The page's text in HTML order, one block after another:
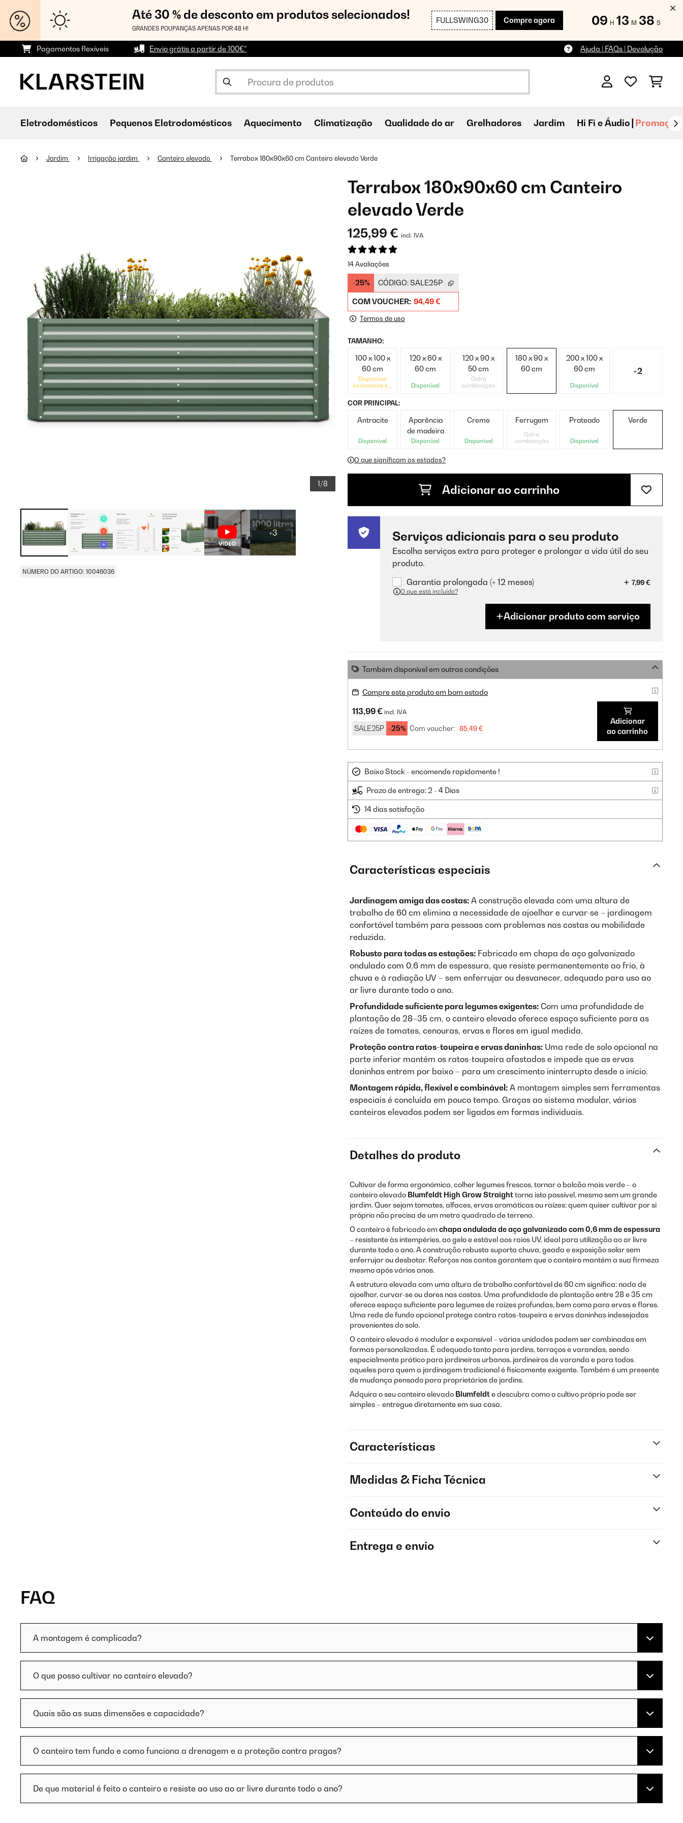
Até 30 % de desconto em produtos selecionados!
GRANDES POUPANÇAS APENAS POR 48 H!
FULLSWING30 Compre agora 09 H 13 M 36 S
Pagamentos flexíveis Envio grátis a partir de 100€* Ajuda | FAQs | Devolução
Eletrodomésticos Pequenos Eletrodomésticos Aquecimento Climatização Qualidade do ar Grelhadores Jardim Hi Fi e Áudio
Jardim Irrigação jardim Canteiro elevado Terrabox 180x90x60 cm Canteiro elevado Verde
1/8
+3
NÚMERO DO ARTIGO: 10046036
Terrabox 180x90x60 cm Canteiro
elevado Verde
125,99 € incl. IVA
14 Avaliações
-25% CÓDIGO:SALE25P
COM VOUCHER: 94,49 €
Termos de uso
TAMANHO:
100 x 100 x
60 cm
Disponível
novamente em
120 x 60 x
60 cm
Disponível
120 x 90 x
50 cm
Outra
combinação
180 x 90 x
60 cm
200 x 100 x
60 cm
Disponível
+2
COR PRINCIPAL:
Antracite
Disponível
Aparência
de madeira
Disponível
Creme
Disponível
Ferrugem
Outra
combinação
Prateado
Disponível
Verde
O que significam os estados?
Adicionar ao carrinho
Serviços adicionais para o seu produto
Escolha serviços extra para proteger e prolongar a vida útil do seu
produto.
Garantia prolongada (+ 12 meses)
7,99 €
O que está incluído?
Adicionar produto com serviço
Também disponível em outras condições
Compre este produto em bom estado
113,99 € incl. IVA
SALE25P -25% Com voucher: 85,49 €
Adicionar
ao carrinho
Baixo Stock - encomende rapidamente !
Prazo de entrega: 2 - 4 Dias
14 dias satisfação
Características especiais
Jardinagem amiga das costas: A construção elevada com uma altura de
trabalho de 60 cm elimina a necessidade de ajoelhar e curvar-se – jardinagem
confortável também para pessoas com problemas nas costas ou mobilidade
reduzida.
Robusto para todas as estações: Fabricado em chapa de aço galvanizado
ondulado com 0,6 mm de espessura, que resiste permanentemente ao frio, à
chuva e à radiação UV – sem enferrujar ou desvanecer, adequado para uso ao
ar livre durante todo o ano.
Profundidade suficiente para legumes exigentes: Com uma profundidade de
plantação de 28–35 cm, o canteiro elevado oferece espaço suficiente para as
raízes de tomates, cenouras, ervas e flores em igual medida.
Proteção contra ratos-toupeira e ervas daninhas: Uma rede de solo opcional na
parte inferior mantém os ratos-toupeira afastados e impede que as ervas
daninhas entrem por baixo – para um crescimento ininterrupto desde o início.
Montagem rápida, flexível e combinável: A montagem simples sem ferramentas
especiais é concluída em pouco tempo. Graças ao sistema modular, vários
canteiros elevados podem ser ligados em formas individuais.
Detalhes do produto
Cultivar de forma ergonómica, colher legumes frescos, tornar o balcão mais verde – o
canteiro elevado Blumfeldt High Grow Straighttorna isto possível, mesmo sem um grande
jardim. Quer sejam tomates, alfaces, ervas aromáticas ou raízes: quem quiser cultivar por si
próprio não precisa de um metro quadrado de terreno.
O canteiro é fabricado em chapa ondulada de aço galvanizado com 0,6 mm de espessura
– resistente às intempéries, ao gelo e estável aos raios UV, ideal para utilização ao ar livre
durante todo o ano. A construção robusta suporta chuva, geada e exposição solar sem
enferrujar ou desbotar. Reforços nos cantos garantem que o canteiro mantém a sua firmeza
mesmo após vários anos.
A estrutura elevada com uma altura de trabalho confortável de 60 cm significa: nada de
ajoelhar, curvar-se ou dores nas costas. Uma profundidade de plantação entre 28 e 35 cm
oferece espaço suficiente para legumes de raízes profundas, bem como para ervas e flores.
Uma rede de fundo opcional protege contra ratos-toupeira e ervas daninhas indesejadas
provenientes do solo.
O canteiro elevado é modular e expansível – várias unidades podem ser combinadas em
formas personalizadas. É adequado tanto para jardins, terraços e varandas, sendo
especialmente prático para jardineiros urbanos, jardineiros de varanda e para todos
aqueles para quem a jardinagem tradicional é fisicamente exigente. Também é um presente
de mudança pensado para proprietários de jardins.
Adquira o seu canteiro elevado Blumfeldte descubra como o cultivo próprio pode ser
simples – entregue diretamente em sua casa.
Características
Medidas & Ficha Técnica
Conteúdo do envio
Entrega e envio
FAQ
A montagem é complicada?
O que posso cultivar no canteiro elevado?
Quais são as suas dimensões e capacidade?
O canteiro tem fundo e como funciona a drenagem e a proteção contra pragas?
De que material é feito o canteiro e resiste ao uso ao ar livre durante todo o ano?